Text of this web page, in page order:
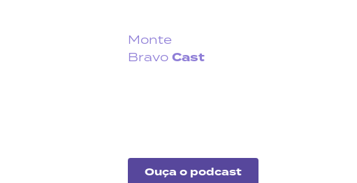
Monte
Bravo Cast
Ouça o podcast